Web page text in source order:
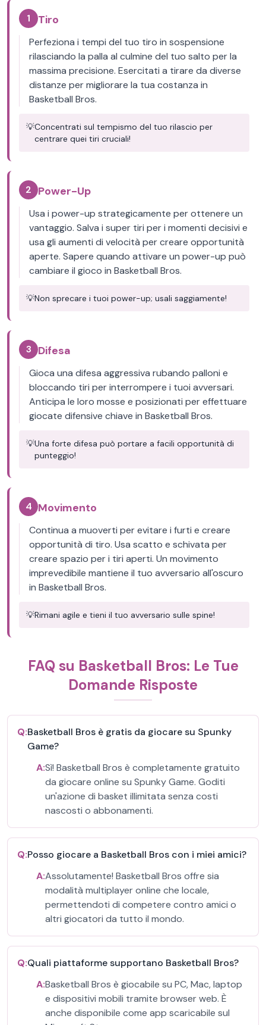
1 Tiro
Perfeziona i tempi del tuo tiro in sospensione
rilasciando la palla al culmine del tuo salto per la
massima precisione. Esercitati a tirare da diverse
distanze per migliorare la tua costanza in
Basketball Bros.
💡Concentrati sul tempismo del tuo rilascio per
centrare quei tiri cruciali!
2 Power-Up
Usa i power-up strategicamente per ottenere un
vantaggio. Salva i super tiri per i momenti decisivi e
usa gli aumenti di velocità per creare opportunità
aperte. Sapere quando attivare un power-up può
cambiare il gioco in Basketball Bros.
💡Non sprecare i tuoi power-up; usali saggiamente!
3 Difesa
Gioca una difesa aggressiva rubando palloni e
bloccando tiri per interrompere i tuoi avversari.
Anticipa le loro mosse e posizionati per effettuare
giocate difensive chiave in Basketball Bros.
💡Una forte difesa può portare a facili opportunità di
punteggio!
4 Movimento
Continua a muoverti per evitare i furti e creare
opportunità di tiro. Usa scatto e schivata per
creare spazio per i tiri aperti. Un movimento
imprevedibile mantiene il tuo avversario all'oscuro
in Basketball Bros.
💡Rimani agile e tieni il tuo avversario sulle spine!
FAQ su Basketball Bros: Le Tue
Domande Risposte
Q:Basketball Bros è gratis da giocare su Spunky
Game?
A:Sì! Basketball Bros è completamente gratuito
da giocare online su Spunky Game. Goditi
un'azione di basket illimitata senza costi
nascosti o abbonamenti.
Q:Posso giocare a Basketball Bros con i miei amici?
A:Assolutamente! Basketball Bros offre sia
modalità multiplayer online che locale,
permettendoti di competere contro amici o
altri giocatori da tutto il mondo.
Q:Quali piattaforme supportano Basketball Bros?
A:Basketball Bros è giocabile su PC, Mac, laptop
e dispositivi mobili tramite browser web. È
anche disponibile come app scaricabile sul